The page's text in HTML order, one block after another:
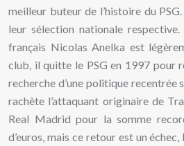
meilleur buteur de l’histoire du
leur sélection nationale respective.
français Nicolas Anelka est
club, il quitte le PSG en 1997 pour
recherche d’une politique recentrée
rachète l’attaquant originaire de
Real Madrid pour la somme
d’euros, mais ce retour est un